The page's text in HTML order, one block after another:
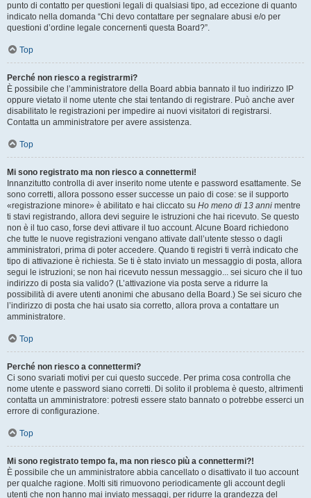
punto di contatto per questioni legali di qualsiasi tipo, ad eccezione di quanto
indicato nella domanda “Chi devo contattare per segnalare abusi e/o per
questioni d’ordine legale concernenti questa Board?”.
Top
Perché non riesco a registrarmi?
È possibile che l’amministratore della Board abbia bannato il tuo indirizzo IP
oppure vietato il nome utente che stai tentando di registrare. Può anche aver
disabilitato le registrazioni per impedire ai nuovi visitatori di registrarsi.
Contatta un amministratore per avere assistenza.
Top
Mi sono registrato ma non riesco a connettermi!
Innanzitutto controlla di aver inserito nome utente e password esattamente. Se
sono corretti, allora possono esser successe un paio di cose: se il supporto
«registrazione minore» è abilitato e hai cliccato su Ho meno di 13 anni mentre
ti stavi registrando, allora devi seguire le istruzioni che hai ricevuto. Se questo
non è il tuo caso, forse devi attivare il tuo account. Alcune Board richiedono
che tutte le nuove registrazioni vengano attivate dall’utente stesso o dagli
amministratori, prima di poter accedere. Quando ti registri ti verrà indicato che
tipo di attivazione è richiesta. Se ti è stato inviato un messaggio di posta, allora
segui le istruzioni; se non hai ricevuto nessun messaggio... sei sicuro che il tuo
indirizzo di posta sia valido? (L’attivazione via posta serve a ridurre la
possibilità di avere utenti anonimi che abusano della Board.) Se sei sicuro che
l’indirizzo di posta che hai usato sia corretto, allora prova a contattare un
amministratore.
Top
Perché non riesco a connettermi?
Ci sono svariati motivi per cui questo succede. Per prima cosa controlla che
nome utente e password siano corretti. Di solito il problema è questo, altrimenti
contatta un amministratore: potresti essere stato bannato o potrebbe esserci un
errore di configurazione.
Top
Mi sono registrato tempo fa, ma non riesco più a connettermi?!
È possibile che un amministratore abbia cancellato o disattivato il tuo account
per qualche ragione. Molti siti rimuovono periodicamente gli account degli
utenti che non hanno mai inviato messaggi, per ridurre la grandezza del